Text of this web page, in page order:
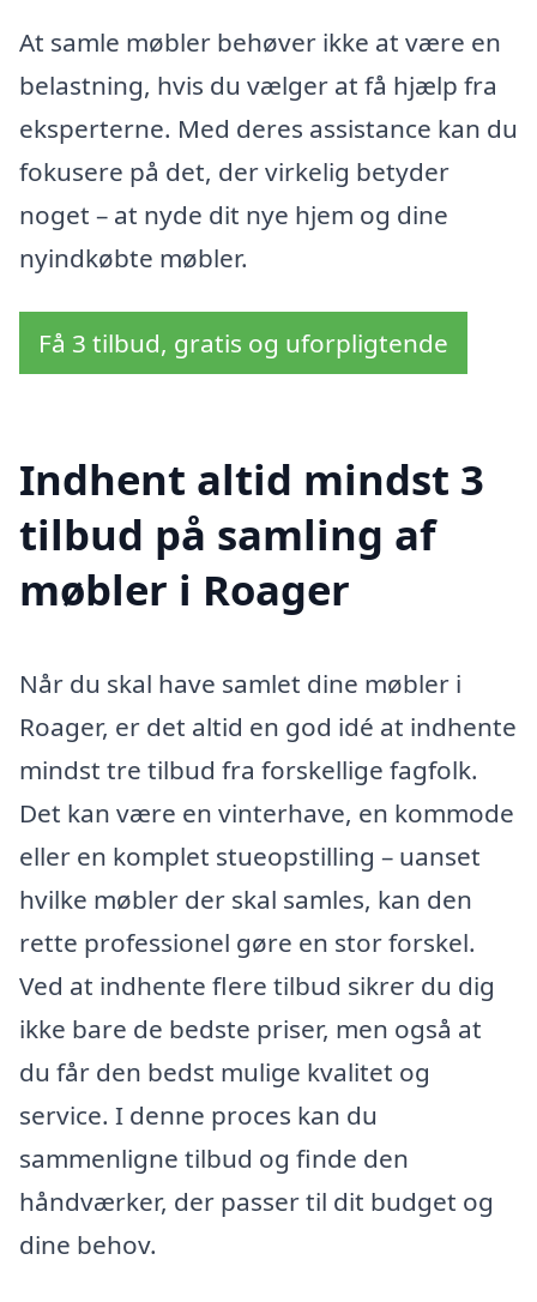
At samle møbler behøver ikke at være en
belastning, hvis du vælger at få hjælp fra
eksperterne. Med deres assistance kan du
fokusere på det, der virkelig betyder
noget – at nyde dit nye hjem og dine
nyindkøbte møbler.
Få 3 tilbud, gratis og uforpligtende
Indhent altid mindst 3
tilbud på samling af
møbler i Roager
Når du skal have samlet dine møbler i
Roager, er det altid en god idé at indhente
mindst tre tilbud fra forskellige fagfolk.
Det kan være en vinterhave, en kommode
eller en komplet stueopstilling – uanset
hvilke møbler der skal samles, kan den
rette professionel gøre en stor forskel.
Ved at indhente flere tilbud sikrer du dig
ikke bare de bedste priser, men også at
du får den bedst mulige kvalitet og
service. I denne proces kan du
sammenligne tilbud og finde den
håndværker, der passer til dit budget og
dine behov.